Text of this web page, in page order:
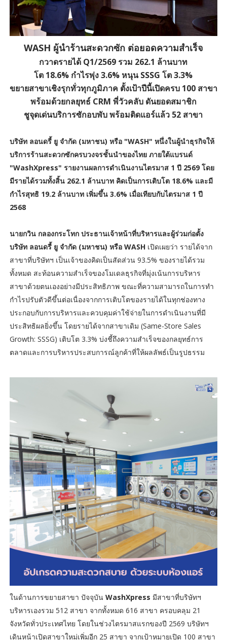
WASH ผู้นำร้านสะดวกซัก ต่อยอดความสำเร็จ
กวาดรายได้ Q1/2569 รวม 262.1 ล้านบาท
โต 18.6% กำไรพุ่ง 3.6% หนุน SSSG โต 3.3%
ขยายสาขาเชิงรุกทั่วทุกภูมิภาค ตั้งเป้าปีนี้เปิดครบ 100 สาขา
พร้อมด้วยกลยุทธ์ CRM พี่วัวคลับ ดันยอดสมาชิก
ชูจุดเด่นบริการซักอบพับ พร้อมติดแอร์แล้ว 52 สาขา
บริษัท ลอนดรี้ ยู จำกัด (มหาชน) หรือ "WASH" หนึ่งในผู้นำธุรกิจให้
บริการร้านสะดวกซักครบวงจรชั้นนำของไทย ภายใต้แบรนด์
"WashXpress" รายงานผลการดำเนินงานไตรมาส 1 ปี 2569 โดย
มีรายได้รวมทั้งสิ้น 262.1 ล้านบาท คิดเป็นการเติบโต 18.6% และมี
กำไรสุทธิ 19.2 ล้านบาท เพิ่มขึ้น 3.6% เมื่อเทียบกับไตรมาส 1 ปี
2568
นายกวิน กลองกระโทก ประธานเจ้าหน้าที่บริหารและผู้ร่วมก่อตั้ง
บริษัท ลอนดรี้ ยู จำกัด (มหาชน) หรือ WASH เปิดเผยว่า รายได้จาก
สาขาที่บริษัทฯ เป็นเจ้าของคิดเป็นสัดส่วน 93.5% ของรายได้รวม
ทั้งหมด สะท้อนความสำเร็จของโมเดลธุรกิจที่มุ่งเน้นการบริหาร
สาขาด้วยตนเองอย่างมีประสิทธิภาพ ขณะที่ความสามารถในการทำ
กำไรปรับตัวดีขึ้นต่อเนื่องจากการเติบโตของรายได้ในทุกช่องทาง
ประกอบกับการบริหารและควบคุมค่าใช้จ่ายในการดำเนินงานที่มี
ประสิทธิผลยิ่งขึ้น โดยรายได้จากสาขาเดิม (Same-Store Sales
Growth: SSSG) เติบโต 3.3% บ่งชี้ถึงความสำเร็จของกลยุทธ์การ
ตลาดและการบริหารประสบการณ์ลูกค้าที่ให้ผลลัพธ์เป็นรูปธรรม
ในด้านการขยายสาขา ปัจจุบัน WashXpress มีสาขาที่บริษัทฯ
บริหารเองรวม 512 สาขา จากทั้งหมด 616 สาขา ครอบคลุม 21
จังหวัดทั่วประเทศไทย โดยในช่วงไตรมาสแรกของปี 2569 บริษัทฯ
เดินหน้าเปิดสาขาใหม่เพิ่มอีก 25 สาขา จากเป้าหมายเปิด 100 สาขา